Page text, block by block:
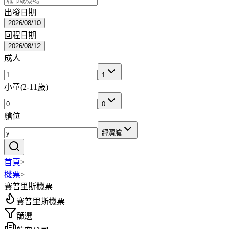
出發日期
2026/08/10
回程日期
2026/08/12
成人
1
小童(2-11歲)
0
艙位
經濟艙
首頁>
機票>
賽普里斯機票
賽普里斯機票
篩選